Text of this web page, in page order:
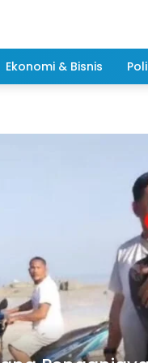
Ekonomi & Bisnis